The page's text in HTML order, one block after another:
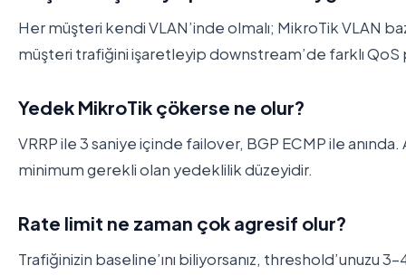
Her müşteri kendi VLAN’inde olmalı; MikroTik VLAN
müşteri trafiğini işaretleyip downstream’de farklı QoS
Yedek MikroTik çökerse ne olur?
VRRP ile 3 saniye içinde failover, BGP ECMP ile
minimum gerekli olan yedeklilik düzeyidir.
Rate limit ne zaman çok agresif olur?
Trafiğinizin baseline’ını biliyorsanız, threshold’unuzu